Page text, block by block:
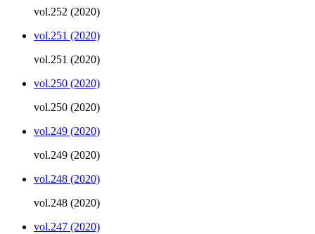
vol.252 (2020)
vol.251 (2020)
vol.251 (2020)
vol.250 (2020)
vol.250 (2020)
vol.249 (2020)
vol.249 (2020)
vol.248 (2020)
vol.248 (2020)
vol.247 (2020)